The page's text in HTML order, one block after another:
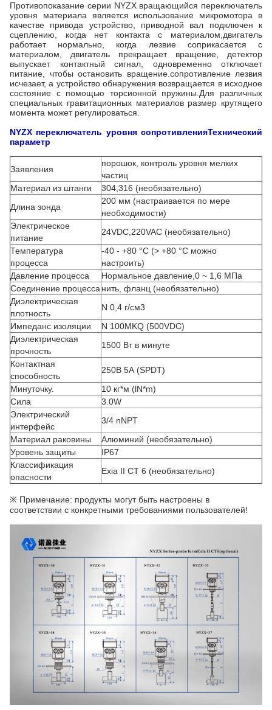
Противопоказание серии NYZX вращающийся переключатель
уровня материала является использование микромотора в
качестве привода устройство, приводной вал подключен к
сцеплению, когда нет контакта с материалом,двигатель
работает нормально, когда лезвие соприкасается с
материалом, двигатель прекращает вращение, детектор
выпускает контактный сигнал, одновременно отключает
питание, чтобы остановить вращение.сопротивление лезвия
исчезает, а устройство обнаружения возвращается в исходное
состояние с помощью торсионной пружины.Для различных
специальных гравитационных материалов размер крутящего
момента может регулироваться.
NYZX переключатель уровня сопротивленияТехнический
параметр
Заявления
порошок, контроль уровня мелких
частиц
Материал из штанги
304,316 (необязательно)
Длина зонда
200 мм (настраивается по мере
необходимости)
Электрическое
питание
24VDC,220VAC (необязательно)
Температура
процесса
-40 - +80 °C (> +80 °C можно
настроить)
Давление процесса
Нормальное давление,0 ~ 1,6 МПа
Соединение процесса нить, фланц (необязательно)
Диэлектрическая
плотность
N 0,4 г/см3
Импеданс изоляции
N 100MKQ (500VDC)
Диэлектрическая
прочность
1500 Вт в минуте
Контактная
способность
250В 5А (SPDT)
Минуточку.
10 кг*м (lN*m)
Сила
3.0W
Электрический
интерфейс
3/4 nNPT
Материал раковины
Алюминий (необязательно)
Уровень защиты
IP67
Классификация
опасности
Exia II CT 6 (необязательно)
※ Примечание: продукты могут быть настроены в
соответствии с конкретными требованиями пользователей!